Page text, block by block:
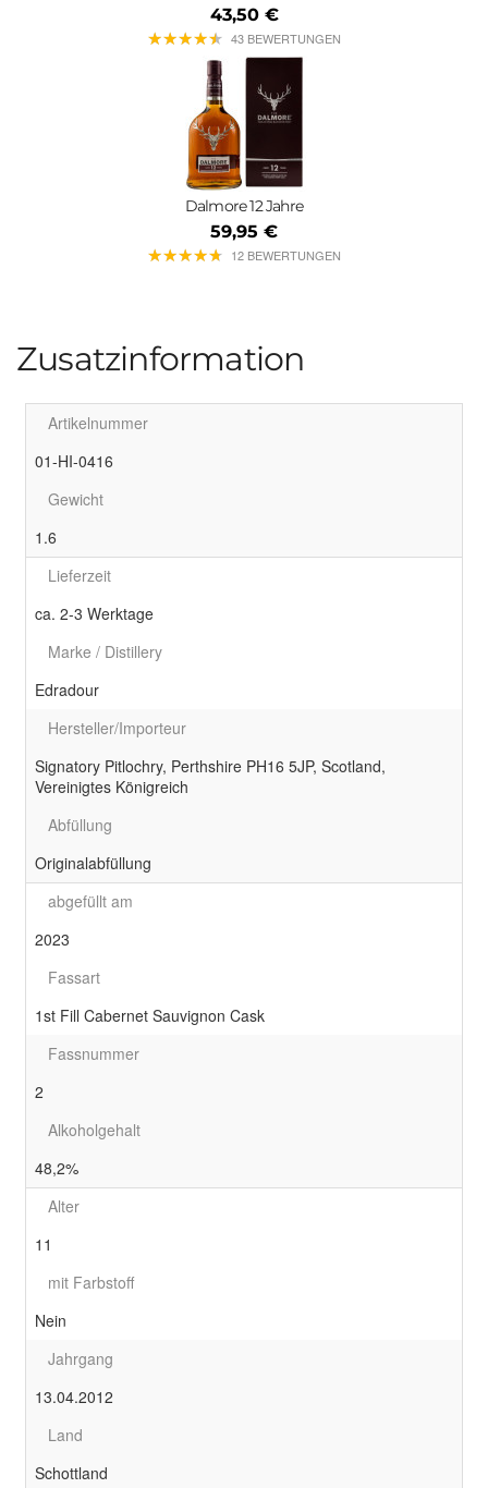
43,50 €
★★★★★
★★★★★ 43 BEWERTUNGEN
Dalmore 12 Jahre
59,95 €
★★★★★
★★★★★ 12 BEWERTUNGEN
Zusatzinformation
Artikelnummer
01-HI-0416
Gewicht
1.6
Lieferzeit
ca. 2-3 Werktage
Marke / Distillery
Edradour
Hersteller/Importeur
Signatory Pitlochry, Perthshire PH16 5JP, Scotland,
Vereinigtes Königreich
Abfüllung
Originalabfüllung
abgefüllt am
2023
Fassart
1st Fill Cabernet Sauvignon Cask
Fassnummer
2
Alkoholgehalt
48,2%
Alter
11
mit Farbstoff
Nein
Jahrgang
13.04.2012
Land
Schottland